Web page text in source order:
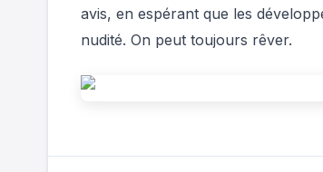
avis, en espérant que les
nudité. On peut toujours rêver.